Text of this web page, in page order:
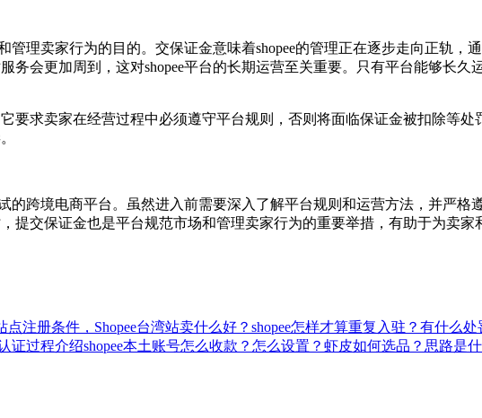
管理卖家行为的目的。交保证金意味着shopee的管理正在逐步走向正轨
务会更加周到，这对shopee平台的长期运营至关重要。只有平台能够长
要求卖家在经营过程中必须遵守平台规则，否则将面临保证金被扣除等
的跨境电商平台。虽然进入前需要深入了解平台规则和运营方法，并严格
提交保证金也是平台规范市场和管理卖家行为的重要举措，有助于为卖家
点注册条件，Shopee台湾站卖什么好？ shopee怎样才算重复入驻？有什么处
证过程介绍shopee本土账号怎么收款？怎么设置？ 虾皮如何选品？思路是什